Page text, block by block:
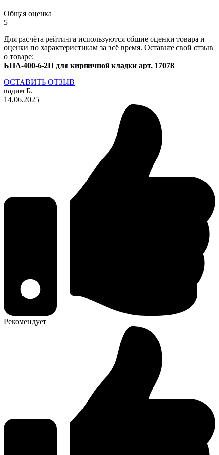
Общая оценка
5
Для расчёта рейтинга используются общие оценки товара и
оценки по характеристикам за всё время. Оставьте свой отзыв
о товаре:
БПА-400-6-2П для кирпичной кладки арт. 17078
ОСТАВИТЬ ОТЗЫВ
вадим Б.
14.06.2025
Рекомендует